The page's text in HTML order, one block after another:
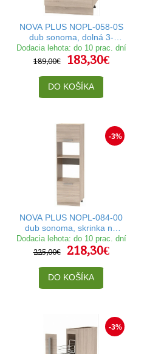
NOVA PLUS NOPL-058-0S
dub sonoma, dolná 3-
zásuvková skrinka v šírke
60 cm
Dodacia lehota: do 10 prac. dní
189,00€
183,30€
DO KOŠÍKA
-3%
NOVA PLUS NOPL-084-00
dub sonoma, skrinka na
vstavanú rúru a mikrovlnku
v šírke 60 cm
Dodacia lehota: do 10 prac. dní
225,00€
218,30€
DO KOŠÍKA
-3%